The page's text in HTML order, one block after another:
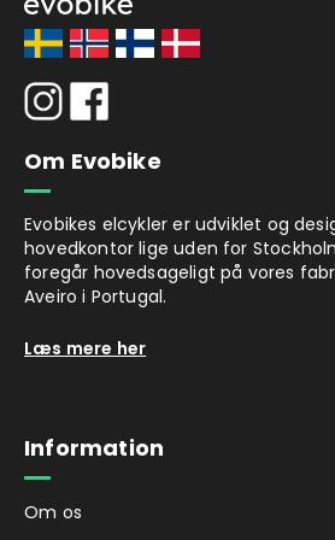
Motor og batteri
I baghjulet sidder en
Ananda, som leverer 45 Nm i
drejningsmoment, hvilket er
og blød trådfølelse, da
hurtigt og jævnt. Batteriet fås
461 eller 691 Wh og kan
opladning eller oplades
Opladningstiden er cirka 4
afhængigt af batteristørrelse.
Levering
forhjulet, forskærmen, retter
monterer pedalerne.
inden for 2-5 dage.
Om Evobike
Evobikes elcykler er udviklet og
hovedkontor lige uden for
foregår hovedsageligt på vores
Aveiro i Portugal.
Læs mere her
Information
Om os